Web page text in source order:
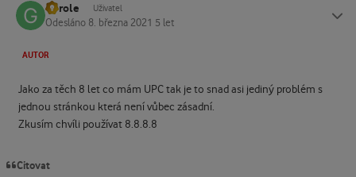
Gorole Uživatel
Odesláno 8. března 2021 5 let
AUTOR
Jako za těch 8 let co mám UPC tak je to snad asi jediný problém s
jednou stránkou která není vůbec zásadní.
Zkusím chvíli používat 8.8.8.8
Citovat